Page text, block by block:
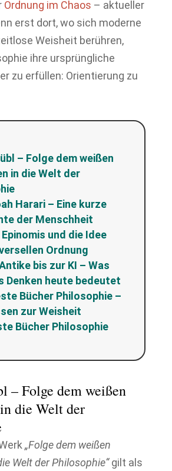
Ordnung im Chaos – aktueller
erst dort, wo sich moderne
Weisheit berühren,
ihre ursprüngliche
zu erfüllen: Orientierung zu
– Folge dem weißen
in die Welt der
Harari – Eine kurze
der Menschheit
und die Idee
Ordnung
bis zur KI – Was
Denken heute bedeutet
Bücher Philosophie –
zur Weisheit
Bücher Philosophie
– Folge dem weißen
die Welt der
„Folge dem weißen
Welt der Philosophie“gilt als